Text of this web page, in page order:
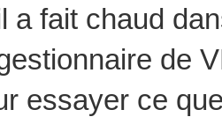
a fait chaud
de
essayer ce